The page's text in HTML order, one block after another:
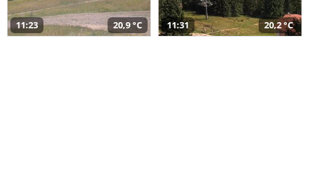
11:23 20,9 °C 11:31 20,2 °C